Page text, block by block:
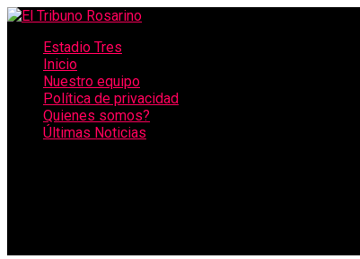
Estadio Tres
Inicio
Nuestro equipo
Política de privacidad
Quienes somos?
Últimas Noticias